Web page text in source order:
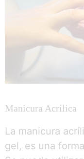
Manicura Acrílica
La manicura
gel, es una